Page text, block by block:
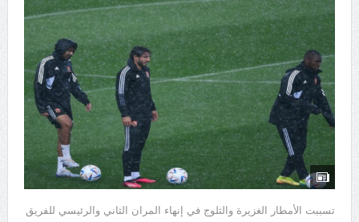
تسببت الأمطار الغزيرة والثلوج في إنهاء المران الثاني والرئيسي للفريق